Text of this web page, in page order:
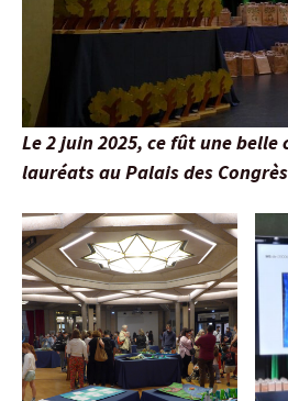
Le 2 juin 2025, ce fût une
lauréats au Palais des